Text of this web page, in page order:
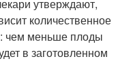
утверждают,
количественное
чем меньше плоды
в заготовленном